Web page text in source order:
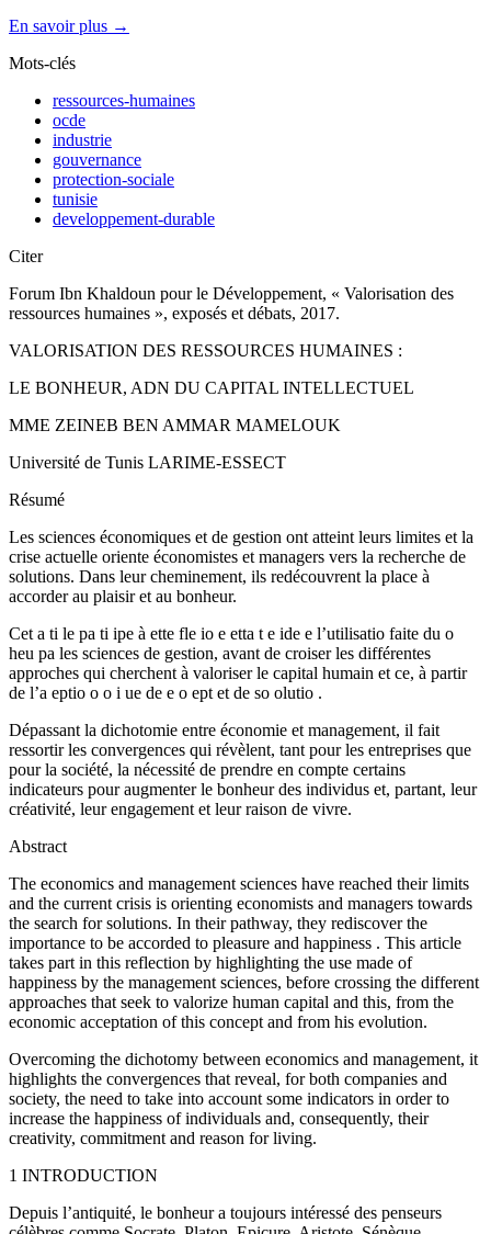
En savoir plus →
Mots-clés
ressources-humaines
ocde
industrie
gouvernance
protection-sociale
tunisie
developpement-durable
Citer
Forum Ibn Khaldoun pour le Développement, « Valorisation des
ressources humaines », exposés et débats, 2017.
VALORISATION DES RESSOURCES HUMAINES :
LE BONHEUR, ADN DU CAPITAL INTELLECTUEL
MME ZEINEB BEN AMMAR MAMELOUK
Université de Tunis LARIME-ESSECT
Résumé
Les sciences économiques et de gestion ont atteint leurs limites et la
crise actuelle oriente économistes et managers vers la recherche de
solutions. Dans leur cheminement, ils redécouvrent la place à
accorder au plaisir et au bonheur.
Cet a ti le pa ti ipe à ette fle io e etta t e ide e l’utilisatio faite du o
heu pa les sciences de gestion, avant de croiser les différentes
approches qui cherchent à valoriser le capital humain et ce, à partir
de l’a eptio o o i ue de e o ept et de so olutio .
Dépassant la dichotomie entre économie et management, il fait
ressortir les convergences qui révèlent, tant pour les entreprises que
pour la société, la nécessité de prendre en compte certains
indicateurs pour augmenter le bonheur des individus et, partant, leur
créativité, leur engagement et leur raison de vivre.
Abstract
The economics and management sciences have reached their limits
and the current crisis is orienting economists and managers towards
the search for solutions. In their pathway, they rediscover the
importance to be accorded to pleasure and happiness . This article
takes part in this reflection by highlighting the use made of
happiness by the management sciences, before crossing the different
approaches that seek to valorize human capital and this, from the
economic acceptation of this concept and from his evolution.
Overcoming the dichotomy between economics and management, it
highlights the convergences that reveal, for both companies and
society, the need to take into account some indicators in order to
increase the happiness of individuals and, consequently, their
creativity, commitment and reason for living.
1 INTRODUCTION
Depuis l’antiquité, le bonheur a toujours intéressé des penseurs